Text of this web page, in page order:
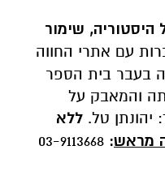
"על היסטוריה, שימור
עם אתרי החווה
בעבר בית הספר
והמאבק על
יהונתן טל. ללא
מראש: